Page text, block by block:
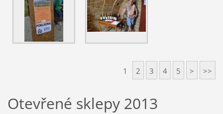
1 2 3 4 5 > >>
Otevřené sklepy 2013